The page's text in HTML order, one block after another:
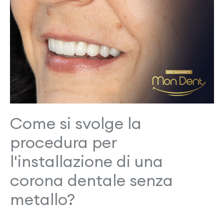
Come si svolge la
procedura per
l'installazione di una
corona dentale senza
metallo?